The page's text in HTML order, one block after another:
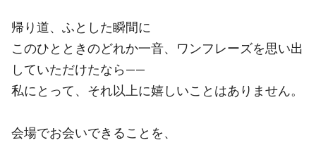
帰り道、ふとした瞬間に
このひとときのどれか一音、ワンフレーズを思い出
していただけたなら——
私にとって、それ以上に嬉しいことはありません。
会場でお会いできることを、